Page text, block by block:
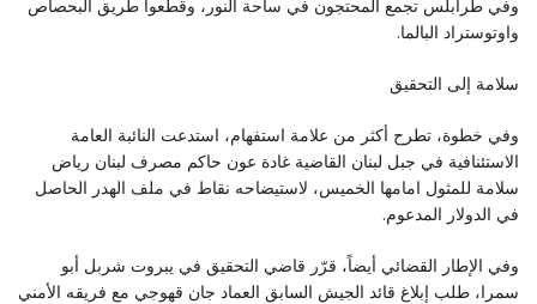
وفي طرابلس تجمع المحتجون في ساحة النور، وقطعوا طريق البحصاص
واوتوستراد البالما‎.‎
سلامة إلى التحقيق
وفي خطوة، تطرح أكثر من علامة استفهام، استدعت النائبة العامة
الاستئنافية في جبل لبنان القاضية غادة عون حاكم ‏مصرف لبنان رياض
سلامة للمثول امامها الخميس، لاستيضاحه نقاط في ملف الهدر الحاصل
في الدولار المدعوم‎.‎
وفي الإطار القضائي أيضاً، قرّر قاضي التحقيق في يبروت شربل أبو
سمرا، طلب إبلاغ قائد الجيش السابق العماد ‏جان قهوجي مع فريقه الأمني